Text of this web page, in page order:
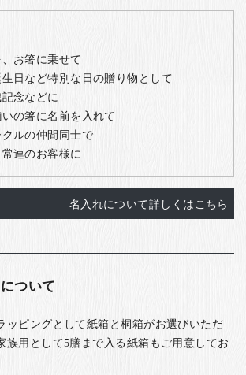
お箸に乗せて
日など特別な日の贈り物として
念などに
の箸に名前を入れて
ルの仲間同士で
連のお客様に
名入れについて詳しくはこちら
ついて
ッピングとして紙箱と桐箱がお選びいただ
族用として5膳まで入る紙箱もご用意してお